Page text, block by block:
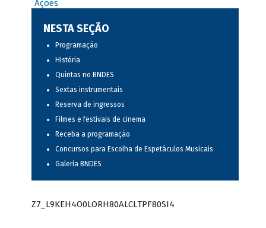
Ações
NESTA SEÇÃO
Programação
História
Quintas no BNDES
Sextas instrumentais
Reserva de ingressos
Filmes e festivais de cinema
Receba a programação
Concursos para Escolha de Espetáculos Musicais
Galeria BNDES
Z7_L9KEH4O0LORH80ALCLTPF80SI4